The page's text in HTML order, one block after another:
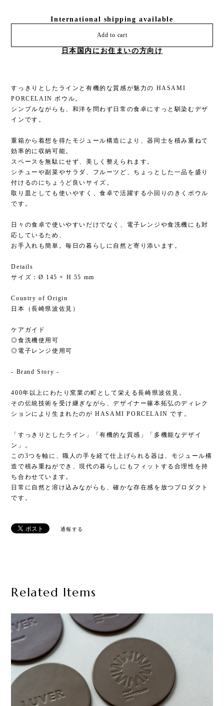
International shipping available
Add to cart
日本国内にお住まいの方向け
すっきりとしたラインと有機的な質感が魅力の HASAMI
PORCELAIN ボウル。
シンプルながらも、和洋を問わず日常の食卓にすっと馴染むデザ
インです。
重箱から着想を得たモジュール構造により、器同士を積み重ねて
効率的に収納可能。
スペースを無駄にせず、美しく整えられます。
シチューや副菜やサラダ、フルーツど、ちょっとした一品を盛り
付けるのにちょうど良いサイズ。
取り皿としても使いやすく、食卓で活躍する小回りのきくボウル
です。
日々の食卓で使いやすいだけでなく、電子レンジや食洗機にも対
応しているため、
お手入れも簡単。毎日の暮らしに自然と寄り添います。
Details
サイズ：Ø 145 × H 55 mm
Country of Origin
日本（長崎県波佐見）
ケアガイド
◎食洗機使用可
◎電子レンジ使用可
- Brand Story -
400年以上にわたり窯業の町として栄える長崎県波佐見。
その伝統技術を受け継ぎながら、デザイナー篠本拓弘のディレク
ションにより生まれたのが HASAMI PORCELAIN です。
「すっきりとしたライン」「有機的な質感」「多機能なデザイ
ン」。
この3つを軸に、職人の手を経て仕上げられる器は、モジュール構
造で積み重ねができ、現代の暮らしにもフィットする合理性を持
ち合わせています。
日常に自然と溶け込みながらも、確かな存在感を放つプロダクト
です。
通報する
Related Items